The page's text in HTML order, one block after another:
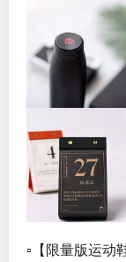
▫️【限量版运动